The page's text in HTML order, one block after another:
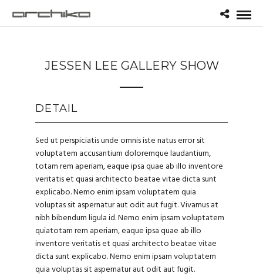
JESSEN LEE GALLERY SHOW
DETAIL
Sed ut perspiciatis unde omnis iste natus error sit
voluptatem accusantium doloremque laudantium,
totam rem aperiam, eaque ipsa quae ab illo inventore
veritatis et quasi architecto beatae vitae dicta sunt
explicabo. Nemo enim ipsam voluptatem quia
voluptas sit aspernatur aut odit aut fugit. Vivamus at
nibh bibendum ligula id. Nemo enim ipsam voluptatem
quiatotam rem aperiam, eaque ipsa quae ab illo
inventore veritatis et quasi architecto beatae vitae
dicta sunt explicabo. Nemo enim ipsam voluptatem
quia voluptas sit aspernatur aut odit aut fugit.